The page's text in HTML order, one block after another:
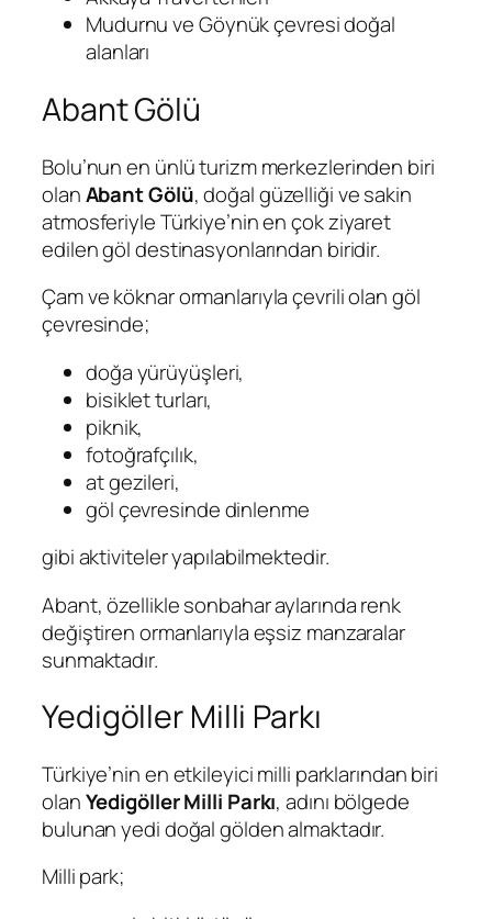
Mudurnu ve Göynük çevresi doğal
alanları
Abant Gölü
Bolu’nun en ünlü turizm merkezlerinden biri
olanAbant Gölü, doğal güzelliği ve sakin
atmosferiyle Türkiye’nin en çok ziyaret
edilen göl destinasyonlarından biridir.
Çam ve köknar ormanlarıyla çevrili olan göl
çevresinde;
doğa yürüyüşleri,
bisiklet turları,
piknik,
fotoğrafçılık,
at gezileri,
göl çevresinde dinlenme
gibi aktiviteler yapılabilmektedir.
Abant, özellikle sonbahar aylarında renk
değiştiren ormanlarıyla eşsiz manzaralar
sunmaktadır.
Yedigöller Milli Parkı
Türkiye’nin en etkileyici milli parklarından biri
olanYedigöller Milli Parkı, adını bölgede
bulunan yedi doğal gölden almaktadır.
Milli park;